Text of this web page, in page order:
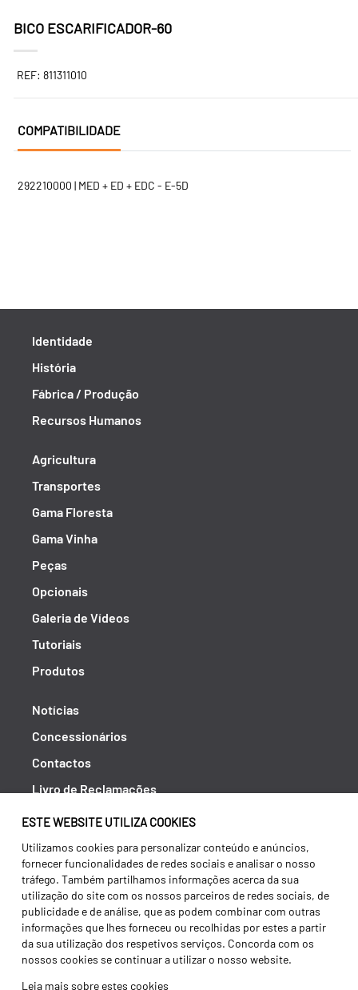
ESTE WEBSITE UTILIZA COOKIES
Utilizamos cookies para personalizar conteúdo e anúncios,
fornecer funcionalidades de redes sociais e analisar o nosso
tráfego. Também partilhamos informações acerca da sua
utilização do site com os nossos parceiros de redes sociais, de
publicidade e de análise, que as podem combinar com outras
informações que lhes forneceu ou recolhidas por estes a partir
da sua utilização dos respetivos serviços. Concorda com os
nossos cookies se continuar a utilizar o nosso website.
Leia mais sobre estes cookies
BICO ESCARIFICADOR-60
REF: 811311010
COMPATIBILIDADE
292210000 | MED + ED + EDC - E-5D
Identidade
História
Fábrica / Produção
Recursos Humanos
Agricultura
Transportes
Gama Floresta
Gama Vinha
Peças
Opcionais
Galeria de Vídeos
Tutoriais
Produtos
Notícias
Concessionários
Contactos
Livro de Reclamações
Política de Privacidade
Canal de Denúncias (RGPC)
Termos e condições